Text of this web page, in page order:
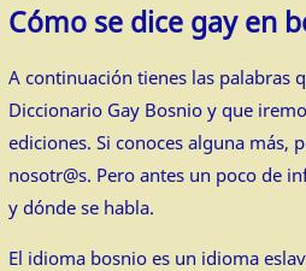
Cómo se dice gay en
A continuación tienes las palabras
Diccionario Gay Bosnio y que
ediciones. Si conoces alguna más,
nosotr@s. Pero antes un poco de
y dónde se habla.
El idioma bosnio es un idioma